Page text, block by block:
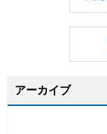
アーカイブ